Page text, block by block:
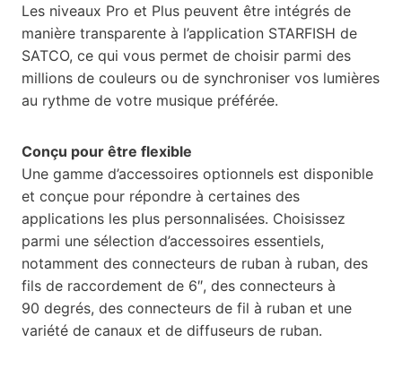
Les niveaux Pro et Plus peuvent être intégrés de
manière transparente à l’application STARFISH de
SATCO, ce qui vous permet de choisir parmi des
millions de couleurs ou de synchroniser vos lumières
au rythme de votre musique préférée.
Conçu pour être flexible
Une gamme d’accessoires optionnels est disponible
et conçue pour répondre à certaines des
applications les plus personnalisées. Choisissez
parmi une sélection d’accessoires essentiels,
notamment des connecteurs de ruban à ruban, des
fils de raccordement de 6″, des connecteurs à
90 degrés, des connecteurs de fil à ruban et une
variété de canaux et de diffuseurs de ruban.